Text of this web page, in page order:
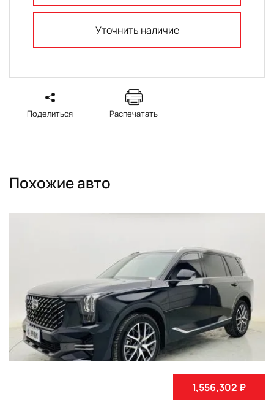
Уточнить наличие
Поделиться Распечатать
Похожие авто
1,556,302 ₽